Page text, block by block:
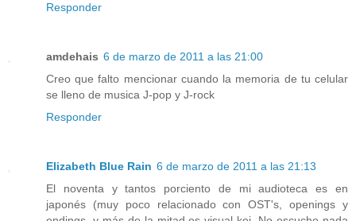
Responder
amdehais 6 de marzo de 2011 a las 21:00
Creo que falto mencionar cuando la memoria de tu celular
se lleno de musica J-pop y J-rock
Responder
Elizabeth Blue Rain 6 de marzo de 2011 a las 21:13
El noventa y tantos porciento de mi audioteca es en
japonés (muy poco relacionado con OST's, openings y